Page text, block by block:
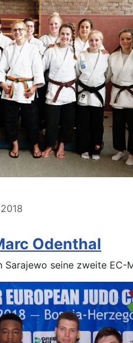
Odenthal
Sarajewo seine zweite EC-